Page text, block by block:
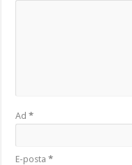
Ad*
E-posta*